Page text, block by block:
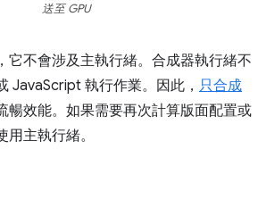
送至 GPU
它不會涉及主執行緒。合成器執行緒不
JavaScript 執行作業。因此， 只合成
暢效能。如果需要再次計算版面配置或
主執行緒。